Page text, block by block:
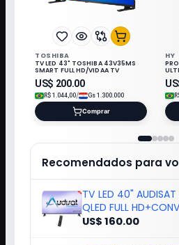
TOSHIBA
TV LED 43" TOSHIBA 43V35MS
SMART FULL HD/VIDAA TV
US$ 200.00
R$ 1.044,00/ Gs 1.300.000
Comprar
HY
Recomendados para
TV LED 40"
QLED FULL
2025
US$ 160.00